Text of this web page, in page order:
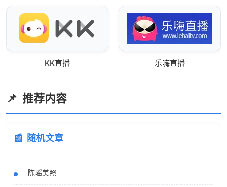
KK直播 乐嗨直播
推荐内容
随机文章
陈瑶美照